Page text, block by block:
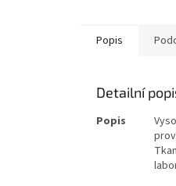
Popis
Detailní
Popis